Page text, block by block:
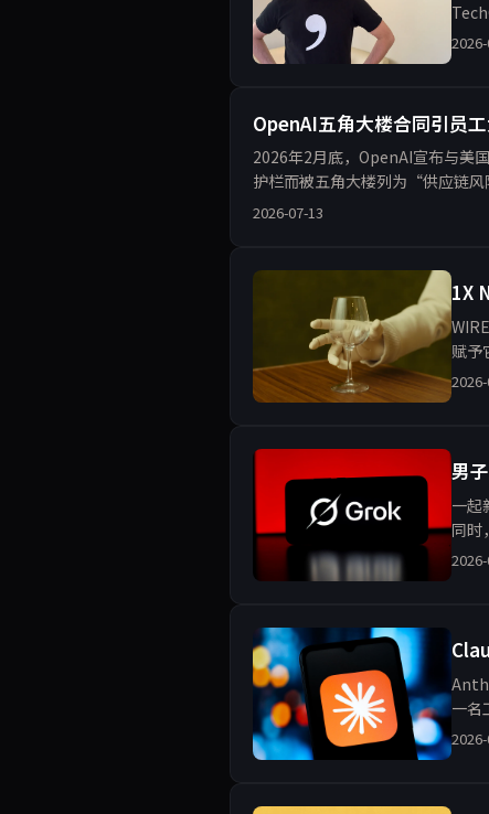
OpenAI五角大楼合同引员
2026年2月底，OpenAI宣布与美
护栏而被五角大楼列为“供应链
自主武器系统，引
2026-07-13
1X
赋予
和行
男
一起
同时
庇儿
一名
度与